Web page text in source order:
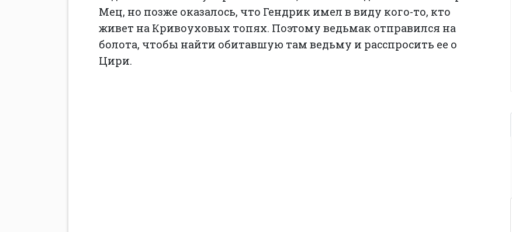
Мец, но позже оказалось, что Гендрик имел в виду кого-то, кто
живет на Кривоуховых топях. Поэтому ведьмак отправился на
болота, чтобы найти обитавшую там ведьму и расспросить ее о
Цири.